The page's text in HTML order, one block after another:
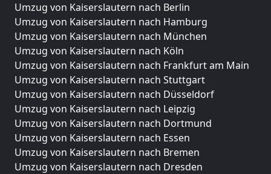
Umzug von Kaiserslautern nach Berlin
Umzug von Kaiserslautern nach Hamburg
Umzug von Kaiserslautern nach München
Umzug von Kaiserslautern nach Köln
Umzug von Kaiserslautern nach Frankfurt am Main
Umzug von Kaiserslautern nach Stuttgart
Umzug von Kaiserslautern nach Düsseldorf
Umzug von Kaiserslautern nach Leipzig
Umzug von Kaiserslautern nach Dortmund
Umzug von Kaiserslautern nach Essen
Umzug von Kaiserslautern nach Bremen
Umzug von Kaiserslautern nach Dresden